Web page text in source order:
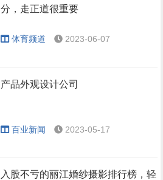
分，走正道很重要
体育频道 2023-06-07
产品外观设计公司
百业新闻 2023-05-17
入股不亏的丽江婚纱摄影排行榜，轻